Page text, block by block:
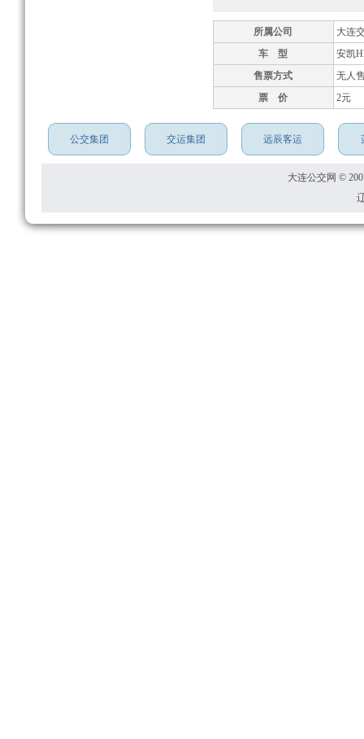
所属公司
大连
车 型
安凯
售票方式
无人
票 价
2元
公交集团 交运集团 远辰客运
大连公交网 ©